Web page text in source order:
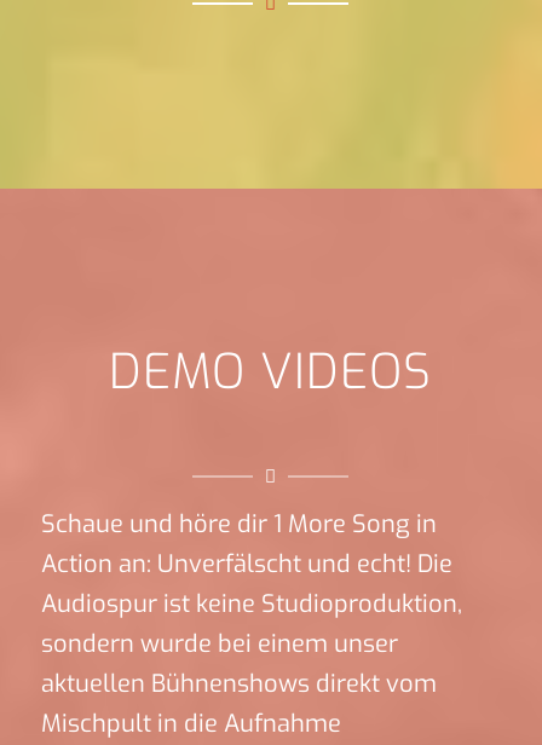
DEMO VIDEOS
Schaue und höre dir 1 More Song in
Action an: Unverfälscht und echt! Die
Audiospur ist keine Studioproduktion,
sondern wurde bei einem unser
aktuellen Bühnenshows direkt vom
Mischpult in die Aufnahme